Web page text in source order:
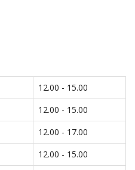
12.00 - 15.00
12.00 - 15.00
12.00 - 17.00
12.00 - 15.00